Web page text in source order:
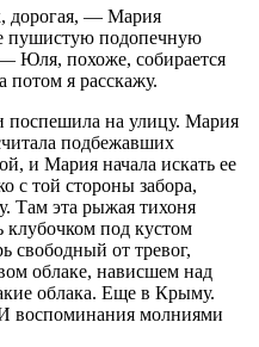
дорогая, — Мария
пушистую подопечную
Юля, похоже, собирается
потом я расскажу.
поспешила на улицу. Мария
подбежавших
и Мария начала искать ее
с той стороны забора,
Там эта рыжая тихоня
клубочком под кустом
свободный от тревог,
облаке, нависшем над
облака. Еще в Крыму.
воспоминания молниями